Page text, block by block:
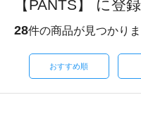
【PANTS】 に登
28件の商品が見つかり
おすすめ順